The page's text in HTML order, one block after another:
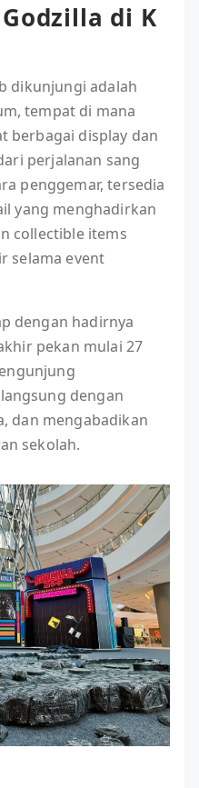
di K
dikunjungi adalah
tempat di mana
berbagai display dan
perjalanan sang
penggemar, tersedia
yang menghadirkan
collectible items
selama event
dengan hadirnya
pekan mulai 27
dengan
dan mengabadikan
sekolah.